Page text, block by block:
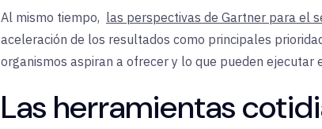
Al mismo tiempo, las perspectivas de Gartner para el
aceleración de los resultados como principales
organismos aspiran a ofrecer y lo que pueden
Las herramientas